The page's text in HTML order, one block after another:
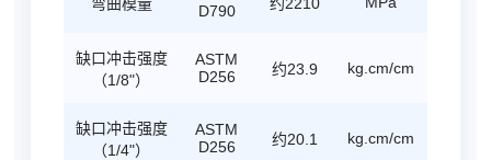
D790
缺口冲击强度
（1/8"）
ASTM
D256
约23.9 kg.cm/cm
缺口冲击强度
（1/4"）
ASTM
D256
约20.1 kg.cm/cm